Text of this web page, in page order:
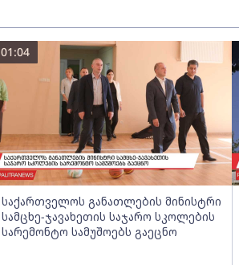
საქართველოს განათლების მინისტრი
სამცხე-ჯავახეთის საჯარო სკოლების
სარემონტო სამუშოებს გაეცნო
01:04